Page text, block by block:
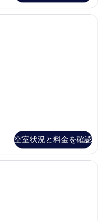
フティボックス (室内)、デスク
空室状況と料金を確認
フティボックス (室内)、デスク